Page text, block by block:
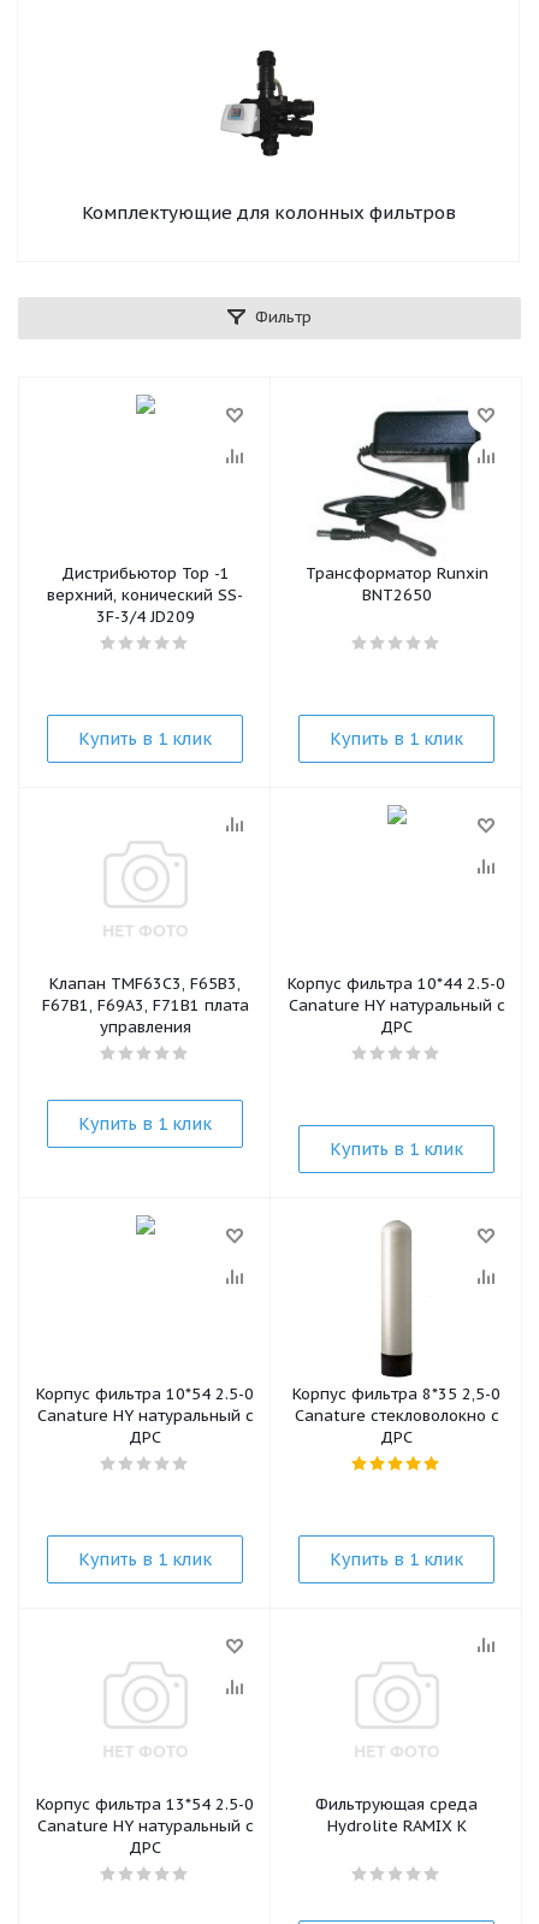
Комплектующие для колонных фильтров
Фильтр
Дистрибьютор Top -1
верхний, конический SS-
3F-3/4 JD209
Купить в 1 клик
Трансформатор Runxin
BNT2650
Купить в 1 клик
Клапан TMF63C3, F65B3,
F67B1, F69A3, F71B1 плата
управления
Купить в 1 клик
Корпус фильтра 10*44 2.5-0
Canature HY натуральный с
ДРС
Купить в 1 клик
Корпус фильтра 10*54 2.5-0
Canature HY натуральный с
ДРС
Купить в 1 клик
Корпус фильтра 8*35 2,5-0
Canature стекловолокно с
ДРС
Купить в 1 клик
Корпус фильтра 13*54 2.5-0
Canature HY натуральный с
ДРС
Фильтрующая среда
Hydrolite RAMIX K